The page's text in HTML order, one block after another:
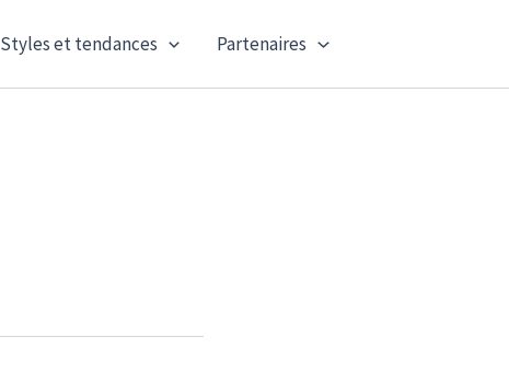
Styles et tendances Partenaires